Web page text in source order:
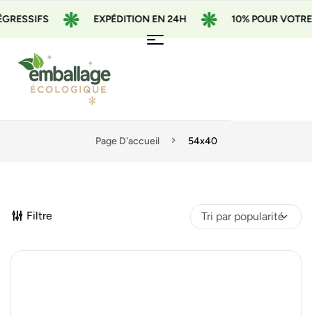
EXPÉDITION EN 24H 10% POUR VOTRE
Page D'accueil 54x40
Filtre